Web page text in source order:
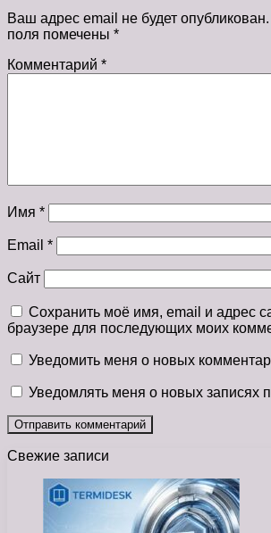
Ваш адрес email не будет опубликован.
поля помечены *
Комментарий *
Имя *
Email *
Сайт
Сохранить моё имя, email и адрес
браузере для последующих моих
Уведомить меня о новых
Уведомлять меня о новых записях
Свежие записи